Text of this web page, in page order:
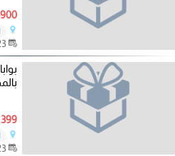
4900
12/03/2023
399 دينار
12/03/2023